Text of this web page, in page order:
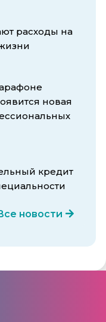
расходы на
новая
кредит
новости